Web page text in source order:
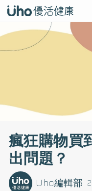
瘋狂購物
出問題？
Uho編輯部